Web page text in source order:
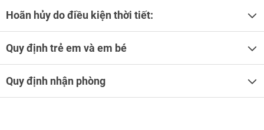
Hoãn hủy do điều kiện thời tiết:
Quy định trẻ em và em bé
Quy định nhận phòng